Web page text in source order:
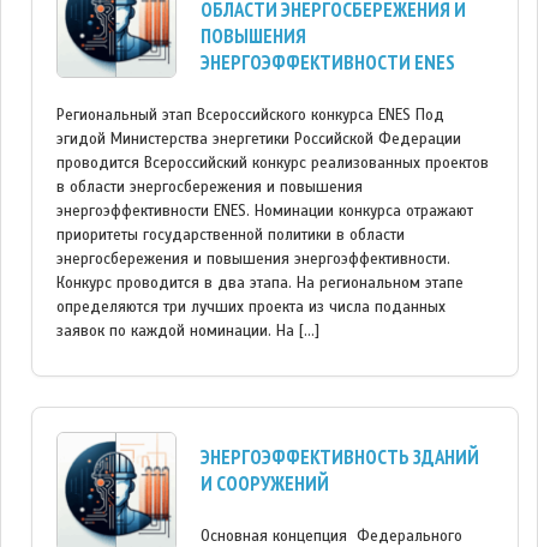
ОБЛАСТИ ЭНЕРГОСБЕРЕЖЕНИЯ И
ПОВЫШЕНИЯ
ЭНЕРГОЭФФЕКТИВНОСТИ ENES
Региональный этап Всероссийского конкурса ENES Под
эгидой Министерства энергетики Российской Федерации
проводится Всероссийский конкурс реализованных проектов
в области энергосбережения и повышения
энергоэффективности ENES. Номинации конкурса отражают
приоритеты государственной политики в области
энергосбережения и повышения энергоэффективности.
Конкурс проводится в два этапа. На региональном этапе
определяются три лучших проекта из числа поданных
заявок по каждой номинации. На […]
ЭНЕРГОЭФФЕКТИВНОСТЬ ЗДАНИЙ
И СООРУЖЕНИЙ
Основная концепция Федерального